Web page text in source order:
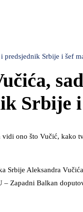
predsjednik Srbije i šef
Srbije
ono što Vučić, kako
Srbije Aleksandra
Zapadni Balkan